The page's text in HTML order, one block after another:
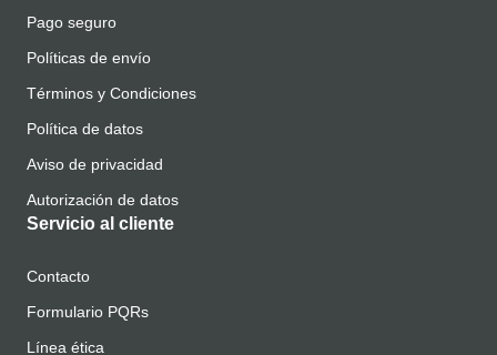
Pago seguro
Políticas de envío
Términos y Condiciones
Política de datos
Aviso de privacidad
Autorización de datos
Servicio al cliente
Contacto
Formulario PQRs
Línea ética